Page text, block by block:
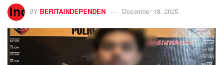
BY BERITAINDEPENDEN Desember 18, 2025